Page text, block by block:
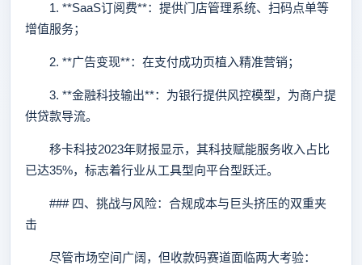
1. **SaaS订阅费**：提供门店管理系统、扫码点单等
增值服务；
2. **广告变现**：在支付成功页植入精准营销；
3. **金融科技输出**：为银行提供风控模型，为商户提
供贷款导流。
移卡科技2023年财报显示，其科技赋能服务收入占比
已达35%，标志着行业从工具型向平台型跃迁。
### 四、挑战与风险：合规成本与巨头挤压的双重夹
击
尽管市场空间广阔，但收款码赛道面临两大考验：